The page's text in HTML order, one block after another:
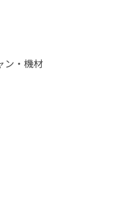
ン・機材